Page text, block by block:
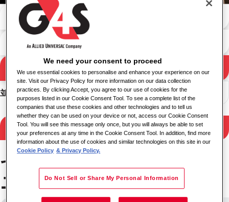
検索結果
キーワードで検索
勤務地で検索
検索
並べ替え
検索結果を絞り込む
セキュリティ・サービス
ニューリーのお仕事
We need your consent to proceed
We use essential cookies to personalise and enhance your experience on our
site. Visit our Privacy Policy for more information on our data collection
practices. By clicking Accept, you agree to our use of cookies for the
purposes listed in our Cookie Consent Tool. To see a complete list of the
companies that use these cookies and other technologies and to tell us
whether they can be used on your device or not, access our Cookie Consent
Tool. You will see this message only once, but you will always be able to set
your preferences at any time in the Cookie Consent Tool. In addition, find more
information about the use of cookies and similar technologies on this site in our
Cookie Policy & Privacy Policy.
Do Not Sell or Share My Personal Information